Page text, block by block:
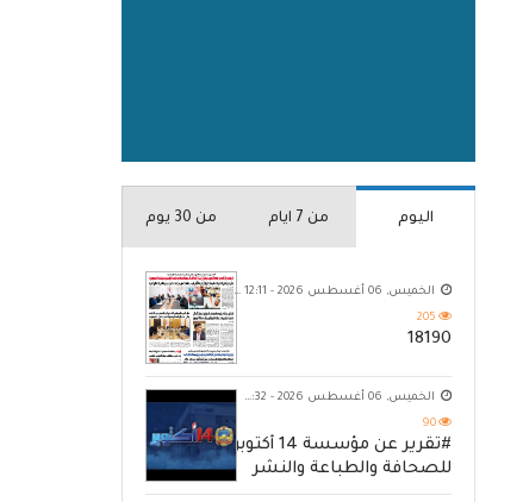
اليوم من 7 ايام من 30 يوم
الخميس, 06 أغسطس 2026 - 12:11 ص
205
18190
الخميس, 06 أغسطس 2026 - 10:32 م
90
#تقرير عن مؤسسة 14 أكتوبر
للصحافة والطباعة والنشر